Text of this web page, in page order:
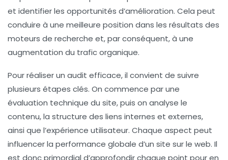
et identifier les opportunités d’amélioration. Cela peut
conduire à une meilleure position dans les résultats des
moteurs de recherche et, par conséquent, à une
augmentation du trafic organique.
Pour réaliser un audit efficace, il convient de suivre
plusieurs étapes clés. On commence par une
évaluation technique du site, puis on analyse le
contenu, la structure des liens internes et externes,
ainsi que l’expérience utilisateur. Chaque aspect peut
influencer la performance globale d’un site sur le web. Il
est donc primordial d’approfondir chaque point pour en